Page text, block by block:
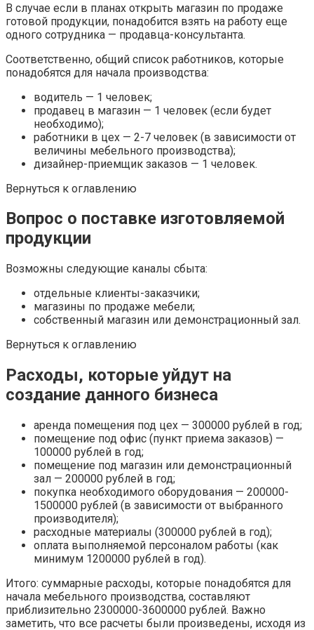
В случае если в планах открыть магазин по продаже
готовой продукции, понадобится взять на работу еще
одного сотрудника — продавца-консультанта.
Соответственно, общий список работников, которые
понадобятся для начала производства:
водитель — 1 человек;
продавец в магазин — 1 человек (если будет
необходимо);
работники в цех — 2-7 человек (в зависимости от
величины мебельного производства);
дизайнер-приемщик заказов — 1 человек.
Вернуться к оглавлению
Вопрос о поставке изготовляемой
продукции
Возможны следующие каналы сбыта:
отдельные клиенты-заказчики;
магазины по продаже мебели;
собственный магазин или демонстрационный зал.
Вернуться к оглавлению
Расходы, которые уйдут на
создание данного бизнеса
аренда помещения под цех — 300000 рублей в год;
помещение под офис (пункт приема заказов) —
100000 рублей в год;
помещение под магазин или демонстрационный
зал — 200000 рублей в год;
покупка необходимого оборудования — 200000-
1500000 рублей (в зависимости от выбранного
производителя);
расходные материалы (300000 рублей в год);
оплата выполняемой персоналом работы (как
минимум 1200000 рублей в год).
Итого: суммарные расходы, которые понадобятся для
начала мебельного производства, составляют
приблизительно 2300000-3600000 рублей. Важно
заметить, что все расчеты были произведены, исходя из